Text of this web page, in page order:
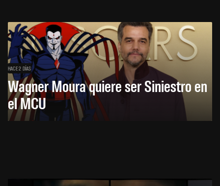
HACE 2 DÍAS
Wagner Moura quiere ser Siniestro en
el MCU